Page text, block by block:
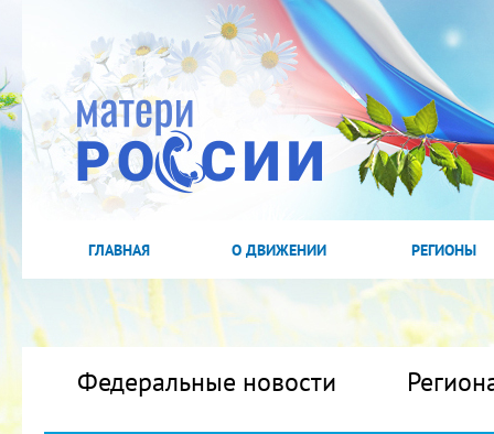
ГЛАВНАЯ О ДВИЖЕНИИ РЕГИОНЫ
Федеральные новости